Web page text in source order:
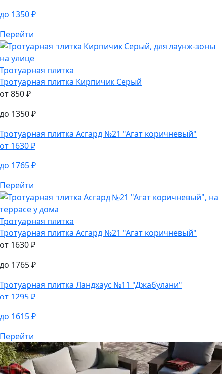
до 1765₽
Тротуарная плитка
от850₽
до1350₽
Перейти
Тротуарная плитка
Тротуарная плитка Кирпичик Серый
от 850₽
до 1350₽
Тротуарная плитка
от1630₽
до1765₽
Перейти
Тротуарная плитка
Тротуарная плитка Асгард №21 "Агат коричневый"
от 1630₽
до 1765₽
Тротуарная плитка
от1295₽
до1615 ₽